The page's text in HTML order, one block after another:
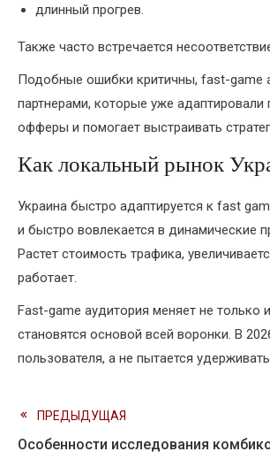
длинный прогрев.
Также часто встречается
Подобные ошибки критичны, fast-game
партнерами, которые уже
офферы и помогает выстраивать
Как локальный рынок
Украина быстро адаптируется к fast
и быстро вовлекается в динамические
Растет стоимость трафика,
работает.
Fast-game аудитория меняет не только
становятся основой всей воронки. В
пользователя, а не пытается
Read
more
ПРЕДЫДУЩАЯ
Особенности исследования